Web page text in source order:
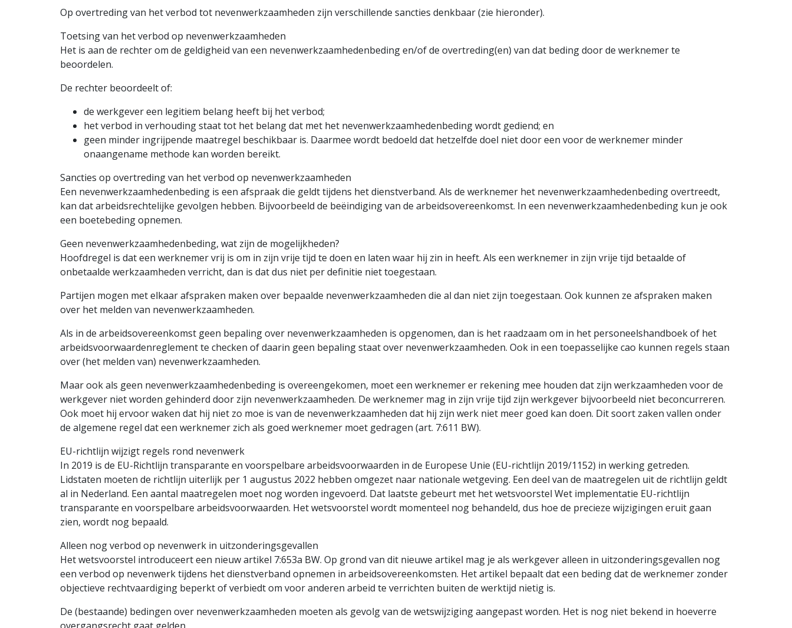
Op overtreding van het verbod tot nevenwerkzaamheden zijn verschillende sancties denkbaar (zie hieronder).
Toetsing van het verbod op nevenwerkzaamheden
Het is aan de rechter om de geldigheid van een neven­werkzaamheden­beding en/of de overtreding(en) van dat beding door de werknemer te
beoordelen.
De rechter beoordeelt of:
de werkgever een legitiem belang heeft bij het verbod;
het verbod in verhouding staat tot het belang dat met het neven­werkzaam­heden­beding wordt gediend; en
geen minder ingrijpende maatregel beschikbaar is. Daarmee wordt bedoeld dat hetzelfde doel niet door een voor de werknemer minder
onaangename methode kan worden bereikt.
Sancties op overtreding van het verbod op nevenwerkzaamheden
Een nevenwerkzaamhedenbeding is een afspraak die geldt tijdens het dienstverband. Als de werknemer het neven­werkzaam­heden­beding overtreedt,
kan dat arbeidsrechtelijke gevolgen hebben. Bijvoorbeeld de beëindiging van de arbeids­overeenkomst. In een neven­werkzaamheden­beding kun je ook
een boetebeding opnemen.
Geen nevenwerkzaamhedenbeding, wat zijn de mogelijkheden?
Hoofdregel is dat een werknemer vrij is om in zijn vrije tijd te doen en laten waar hij zin in heeft. Als een werknemer in zijn vrije tijd betaalde of
onbetaalde werkzaamheden verricht, dan is dat dus niet per definitie niet toegestaan.
Partijen mogen met elkaar afspraken maken over bepaalde neven­werkzaam­heden die al dan niet zijn toegestaan. Ook kunnen ze afspraken maken
over het melden van neven­werkzaam­heden.
Als in de arbeids­overeenkomst geen bepaling over neven­werkzaam­heden is opgenomen, dan is het raadzaam om in het personeels­handboek of het
arbeids­voorwaarden­reglement te checken of daarin geen bepaling staat over neven­werkzaam­heden. Ook in een toepasselijke cao kunnen regels staan
over (het melden van) neven­werkzaam­heden.
Maar ook als geen neven­werkzaam­heden­beding is overeengekomen, moet een werknemer er rekening mee houden dat zijn werkzaamheden voor de
werkgever niet worden gehinderd door zijn neven­werkzaam­heden. De werknemer mag in zijn vrije tijd zijn werkgever bijvoorbeeld niet beconcurreren.
Ook moet hij ervoor waken dat hij niet zo moe is van de neven­werkzaam­heden dat hij zijn werk niet meer goed kan doen. Dit soort zaken vallen onder
de algemene regel dat een werknemer zich als goed werknemer moet gedragen (art. 7:611 BW).
EU-richtlijn wijzigt regels rond nevenwerk
In 2019 is de EU-Richtlijn transparante en voorspelbare arbeids­voorwaarden in de Europese Unie (EU-richtlijn 2019/1152) in werking getreden.
Lidstaten moeten de richtlijn uiterlijk per 1 augustus 2022 hebben omgezet naar nationale wetgeving. Een deel van de maatregelen uit de richtlijn geldt
al in Nederland. Een aantal maatregelen moet nog worden ingevoerd. Dat laatste gebeurt met het wetsvoorstel Wet implementatie EU-richtlijn
transparante en voorspelbare arbeidsvoorwaarden. Het wetsvoorstel wordt momenteel nog behandeld, dus hoe de precieze wijzigingen eruit gaan
zien, wordt nog bepaald.
Alleen nog verbod op nevenwerk in uitzonderingsgevallen
Het wetsvoorstel introduceert een nieuw artikel 7:653a BW. Op grond van dit nieuwe artikel mag je als werkgever alleen in uitzonderings­gevallen nog
een verbod op nevenwerk tijdens het dienstverband opnemen in arbeids­overeenkomsten. Het artikel bepaalt dat een beding dat de werknemer zonder
objectieve rechtvaardiging beperkt of verbiedt om voor anderen arbeid te verrichten buiten de werktijd nietig is.
De (bestaande) bedingen over neven­werkzaam­heden moeten als gevolg van de wetswijziging aangepast worden. Het is nog niet bekend in hoeverre